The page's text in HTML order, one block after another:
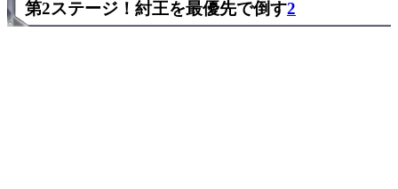
第2ステージ！紂王を最優先で倒す2